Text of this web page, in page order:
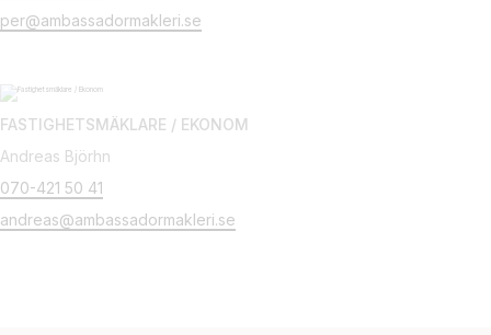
per@ambassadormakleri.se
FASTIGHETSMÄKLARE / EKONOM
Andreas Björhn
070-421 50 41
andreas@ambassadormakleri.se